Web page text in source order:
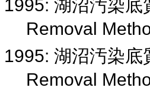
1995: 湖沼汚染
Removal
1995: 湖沼汚染
Removal